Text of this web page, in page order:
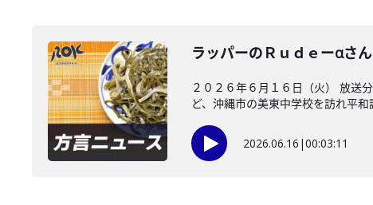
ラッパーのＲｕｄｅーαさ
２０２６年６月１６日（火） 放送
ど、沖縄市の美東中学校を訪れ平和
2026.06.16 |00:03:11